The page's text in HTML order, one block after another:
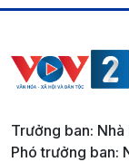
Trưởng ban:
Phó trưởng ban: